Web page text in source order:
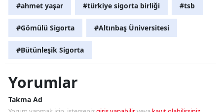
#ahmet yaşar #türkiye sigorta birliği #tsb
#Gömülü Sigorta #Altınbaş Üniversitesi
#Bütünleşik Sigorta
Yorumlar
Takma Ad